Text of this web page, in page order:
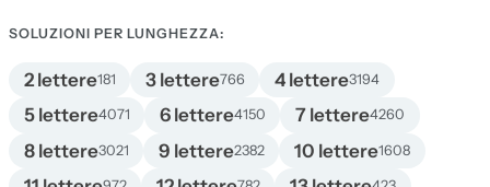
SOLUZIONI PER LUNGHEZZA:
2 lettere181 3 lettere766 4 lettere3194
5 lettere4071 6 lettere4150 7 lettere4260
8 lettere3021 9 lettere2382 10 lettere1608